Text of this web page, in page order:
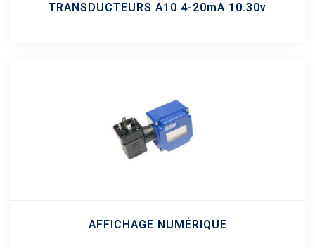
TRANSDUCTEURS A10 4-20mA 10.30v
AFFICHAGE NUMÉRIQUE